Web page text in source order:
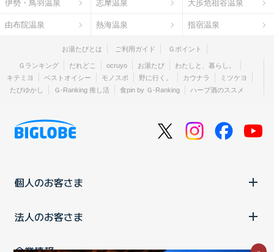
伊勢・鳥羽温泉 志摩温泉 大歩危祖谷温泉
由布院温泉 熱海温泉 指宿温泉
お湯たびとは ご利用ガイド Ｇポイント
Ｇランキング だれどこ ocruyo お湯たび
わたしと、暮らし。
キテミヨ
ベストオイシー モノスポ 野に行く。 カウナラ
ミツケヨ
たびゆかし
Ｇ-Ranking 推し活 食pin by Ｇ-Ranking ハーブ酒のススメ
個人のお客さま
法人のお客さま